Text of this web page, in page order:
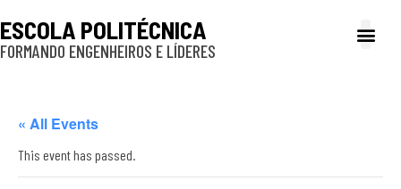
ESCOLA POLITÉCNICA
FORMANDO ENGENHEIROS E LÍDERES
« All Events
This event has passed.